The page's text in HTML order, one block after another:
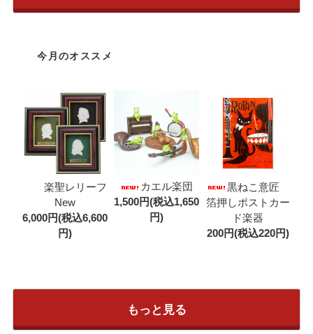
今月のオススメ
楽聖レリーフ
New
6,000円(税込6,600
円)
カエル楽団
1,500円(税込1,650
円)
黒ねこ意匠
箔押しポストカー
ド楽器
200円(税込220円)
もっと見る